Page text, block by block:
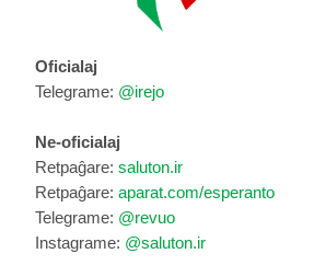
Oficialaj
Telegrame: @irejo
Ne-oficialaj
Retpaĝare: saluton.ir
Retpaĝare: aparat.com/esperanto
Telegrame: @revuo
Instagrame: @saluton.ir